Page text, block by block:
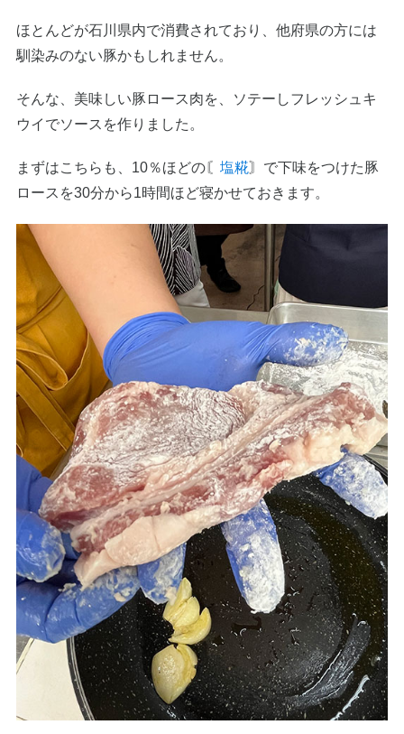
ほとんどが石川県内で消費されており、他府県の方には
馴染みのない豚かもしれません。
そんな、美味しい豚ロース肉を、ソテーしフレッシュキ
ウイでソースを作りました。
まずはこちらも、10％ほどの〘 塩糀〙で下味をつけた豚
ロースを30分から1時間ほど寝かせておきます。